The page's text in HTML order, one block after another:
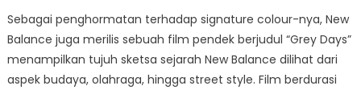
Sebagai penghormatan terhadap signature colour-nya, New
Balance juga merilis sebuah film pendek berjudul “Grey Days”
menampilkan tujuh sketsa sejarah New Balance dilihat dari
aspek budaya, olahraga, hingga street style. Film berdurasi